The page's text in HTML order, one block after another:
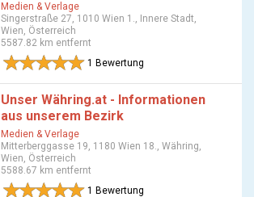
Medien & Verlage
Singerstraße 27, 1010 Wien 1., Innere Stadt,
Wien, Österreich
5587.82 km entfernt
1 Bewertung
Unser Währing.at - Informationen
aus unserem Bezirk
Medien & Verlage
Mitterberggasse 19, 1180 Wien 18., Währing,
Wien, Österreich
5588.67 km entfernt
1 Bewertung